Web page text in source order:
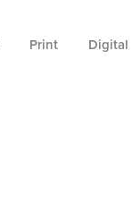
Print Digital